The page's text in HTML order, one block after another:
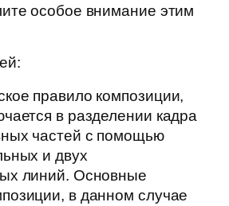
особое внимание этим
правило композиции,
в разделении кадра
частей с помощью
и двух
линий. Основные
в данном случае